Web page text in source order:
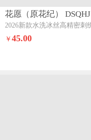
￥45.00